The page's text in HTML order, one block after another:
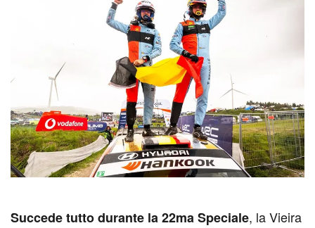
Succede tutto durante la 22ma Speciale, la Vieira